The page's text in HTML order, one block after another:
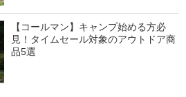
【コールマン】キャンプ始める方必
見！タイムセール対象のアウトドア商
品5選